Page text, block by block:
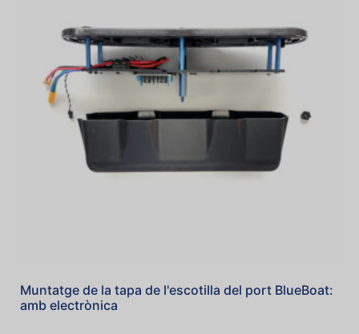
Muntatge de la tapa de l'escotilla del port BlueBoat:
amb electrònica